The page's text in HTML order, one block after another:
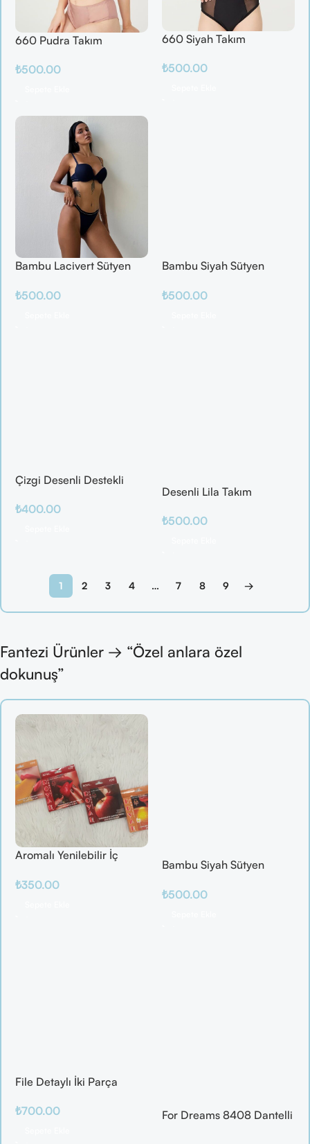
660 Pudra Takım
₺500.00
660 Siyah Takım
₺500.00
Bambu Lacivert Sütyen
₺500.00
Bambu Siyah Sütyen
₺500.00
Çizgi Desenli Destekli
₺400.00
Desenli Lila Takım
₺500.00
1 2 3 4 … 7 8 9 →
Fantezi Ürünler → “Özel anlara özel
dokunuş”
Aromalı Yenilebilir İç
/ Elma / Portakal
₺350.00
Bambu Siyah Sütyen
₺500.00
File Detaylı İki Parça
₺700.00
For Dreams 8408 Dantelli